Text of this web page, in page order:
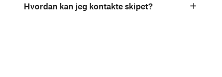
Hvordan kan jeg kontakte skipet?